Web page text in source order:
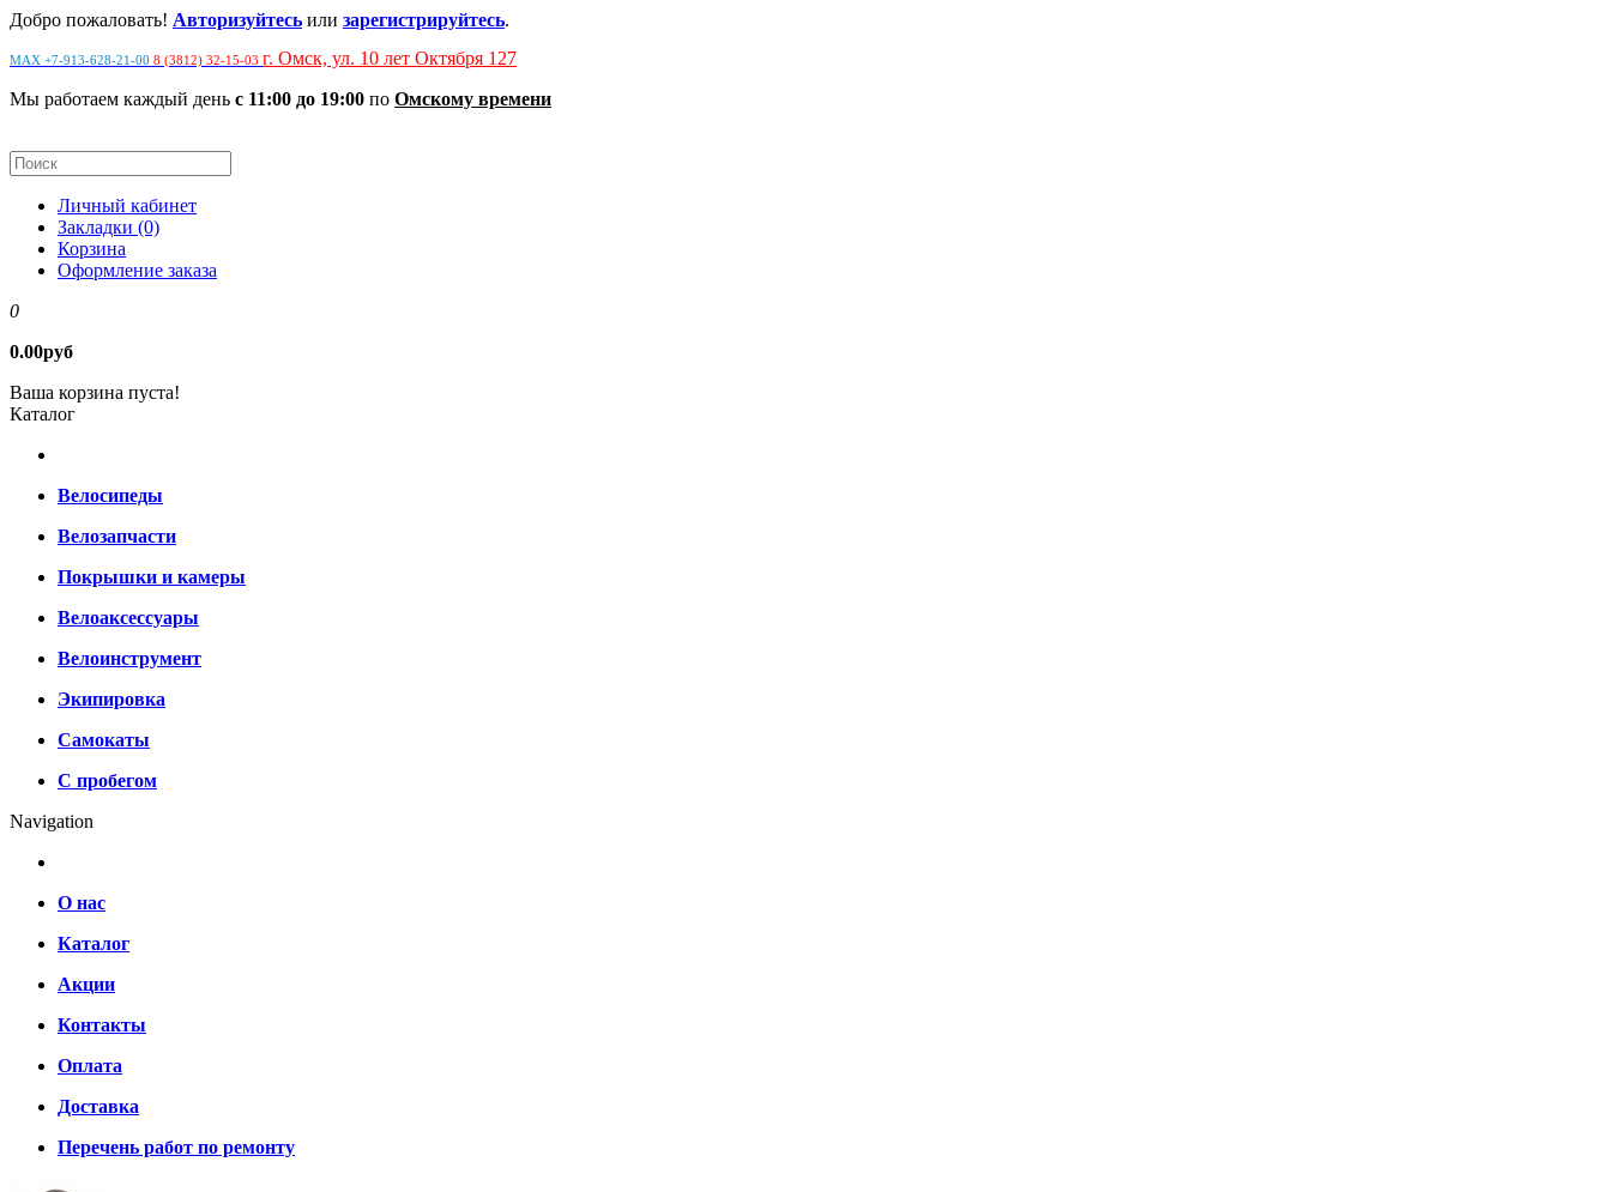
Добро пожаловать! Авторизуйтесь или зарегистрируйтесь.
MAX +7-913-628-21-00 8 (3812) 32-15-03 г. Омск, ул. 10 лет Октября 127
Мы работаем каждый день с 11:00 до 19:00 по Омскому времени
Личный кабинет
Закладки (0)
Корзина
Оформление заказа
0
0.00руб
Ваша корзина пуста!
Каталог
Велосипеды
Велозапчасти
Покрышки и камеры
Велоаксессуары
Велоинструмент
Экипировка
Самокаты
С пробегом
Navigation
О нас
Каталог
Акции
Контакты
Оплата
Доставка
Перечень работ по ремонту